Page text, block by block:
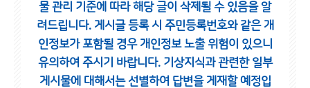
물 관리 기준에 따라 해당 글이 삭제될 수 있음을 알
려드립니다. 게시글 등록 시 주민등록번호와 같은 개
인정보가 포함될 경우 개인정보 노출 위험이 있으니
유의하여 주시기 바랍니다. 기상지식과 관련한 일부
게시물에 대해서는 선별하여 답변을 게재할 예정입